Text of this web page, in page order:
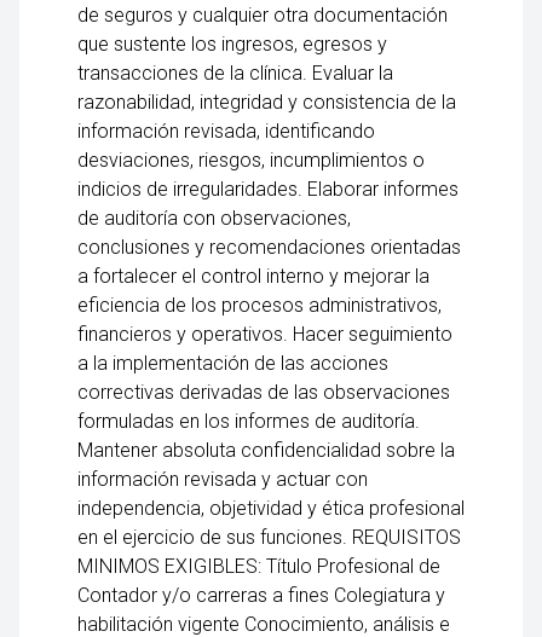
de seguros y cualquier otra documentación
que sustente los ingresos, egresos y
transacciones de la clínica. Evaluar la
razonabilidad, integridad y consistencia de la
información revisada, identificando
desviaciones, riesgos, incumplimientos o
indicios de irregularidades. Elaborar informes
de auditoría con observaciones,
conclusiones y recomendaciones orientadas
a fortalecer el control interno y mejorar la
eficiencia de los procesos administrativos,
financieros y operativos. Hacer seguimiento
a la implementación de las acciones
correctivas derivadas de las observaciones
formuladas en los informes de auditoría.
Mantener absoluta confidencialidad sobre la
información revisada y actuar con
independencia, objetividad y ética profesional
en el ejercicio de sus funciones. REQUISITOS
MINIMOS EXIGIBLES: Título Profesional de
Contador y/o carreras a fines Colegiatura y
habilitación vigente Conocimiento, análisis e